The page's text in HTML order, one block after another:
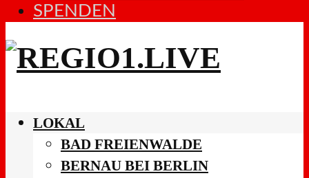
SPENDEN
LOKAL
BAD FREIENWALDE
BERNAU BEI BERLIN